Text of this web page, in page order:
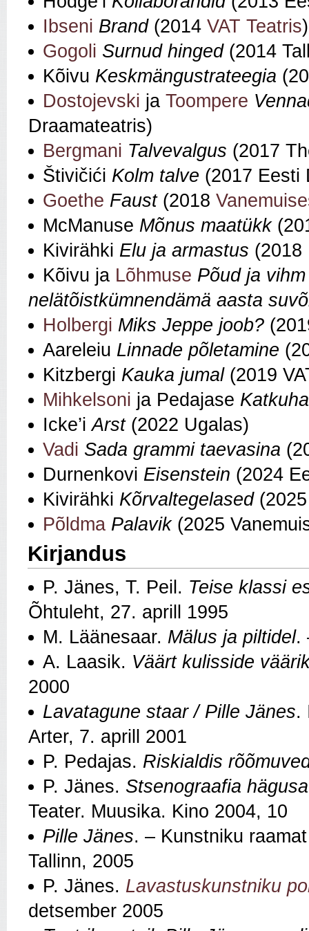
Ibseni Brand(2014 VAT Teatris)
Gogoli Surnud hinged(2014
Kõivu Keskmängustrateegia
Dostojevski ja Toompere
Draamateatris)
Bergmani Talvevalgus (2017
Štivičići Kolm talve (2017 Eesti
Goethe Faust(2018
McManuse Mõnus maatükk
Kivirähki Elu ja armastus (2018
Kõivu ja Lõhmuse Põud ja
nelätõistkümnendämä aasta
Holbergi Miks Jeppe joob?
Aareleiu Linnade põletamine
Kitzbergi Kauka jumal(2019
Mihkelsoni ja Pedajase
Icke’iArst(2022 Ugalas)
Vadi Sada grammi taevasina
Durnenkovi Eisenstein (2024
Kivirähki Kõrvaltegelased(2025
Põldma Palavik(2025
Kirjandus
P. Jänes, T. Peil. Teise klassi
Õhtuleht, 27. aprill 1995
M. Läänesaar. Mälus ja piltidel.
A. Laasik. Väärt kulisside
2000
Lavatagune staar / Pille Jänes.
Arter, 7. aprill 2001
P. Pedajas. Riskialdis
P. Jänes. Stsenograafia
Teater. Muusika. Kino 2004, 10
Pille Jänes. – Kunstniku
Tallinn, 2005
P. Jänes. Lavastuskunstniku
detsember 2005